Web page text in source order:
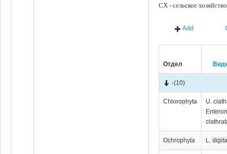
СХ - сельское
Add
Отдел
-(10)
Chlorophyta
U.
Ochrophyta L.